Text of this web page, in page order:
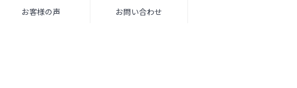
お客様の声 お問い合わせ